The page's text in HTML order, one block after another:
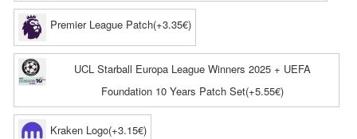
Premier League Patch(+3.35€)
UCL Starball Europa League Winners 2025 + UEFA
Foundation 10 Years Patch Set(+5.55€)
Kraken Logo(+3.15€)